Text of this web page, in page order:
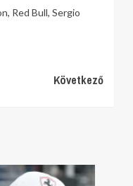
, Red Bull, Sergio
Következő